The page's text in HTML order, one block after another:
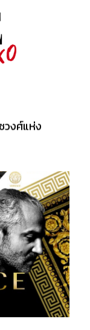
วงศ์แห่ง